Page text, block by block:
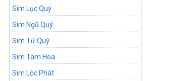
Sim Lục Quý
Sim Ngũ Quý
Sim Tứ Quý
Sim Tam Hoa
Sim Lộc Phát